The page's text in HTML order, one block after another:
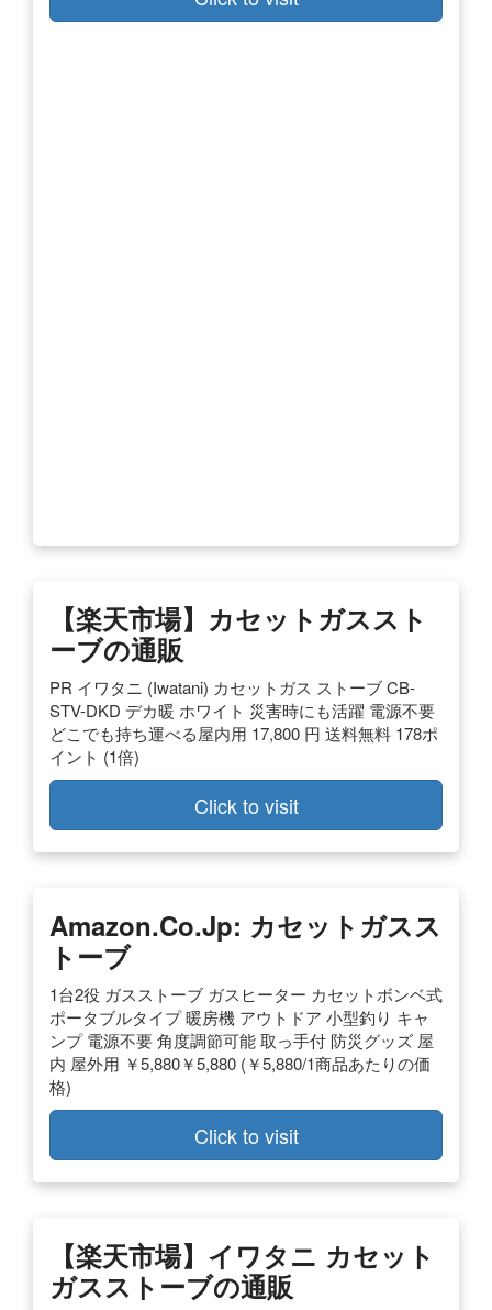
【楽天市場】カセットガススト
ーブの通販
PR イワタニ (Iwatani) カセットガス ストーブ CB-
STV-DKD デカ暖 ホワイト 災害時にも活躍 電源不要
どこでも持ち運べる屋内用 17,800 円 送料無料 178ポ
イント (1倍)
Click to visit
Amazon.co.jp: カセットガスス
トーブ
1台2役 ガスストーブ ガスヒーター カセットボンベ式
ポータブルタイプ 暖房機 アウトドア 小型釣り キャ
ンプ 電源不要 角度調節可能 取っ手付 防災グッズ 屋
内 屋外用 ￥5,880￥5,880 (￥5,880/1商品あたりの価
格)
Click to visit
【楽天市場】イワタニ カセット
ガスストーブの通販